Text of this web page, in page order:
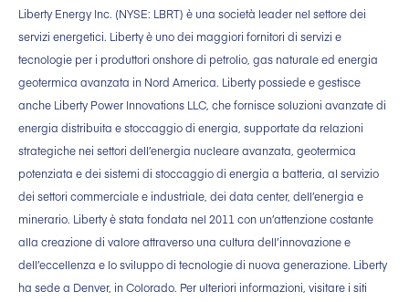
Liberty Energy Inc. (NYSE: LBRT) è una società leader nel settore dei
servizi energetici. Liberty è uno dei maggiori fornitori di servizi e
tecnologie per i produttori onshore di petrolio, gas naturale ed energia
geotermica avanzata in Nord America. Liberty possiede e gestisce
anche Liberty Power Innovations LLC, che fornisce soluzioni avanzate di
energia distribuita e stoccaggio di energia, supportate da relazioni
strategiche nei settori dell’energia nucleare avanzata, geotermica
potenziata e dei sistemi di stoccaggio di energia a batteria, al servizio
dei settori commerciale e industriale, dei data center, dell’energia e
minerario. Liberty è stata fondata nel 2011 con un’attenzione costante
alla creazione di valore attraverso una cultura dell’innovazione e
dell’eccellenza e lo sviluppo di tecnologie di nuova generazione. Liberty
ha sede a Denver, in Colorado. Per ulteriori informazioni, visitare i siti